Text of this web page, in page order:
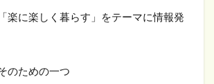
楽に楽しく暮らす」をテーマに情報発
のための一つ